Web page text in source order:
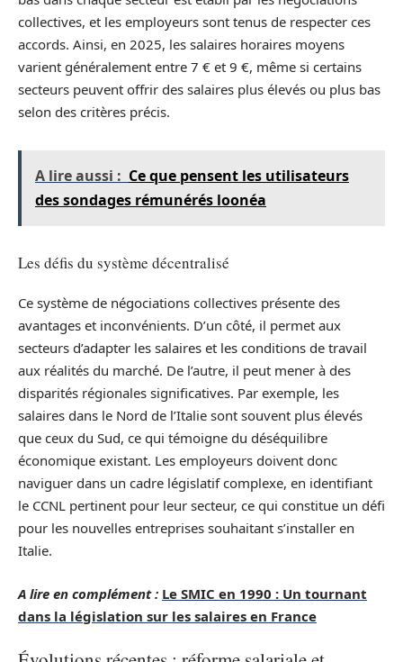
collectives, et les employeurs sont tenus de respecter ces
accords. Ainsi, en 2025, les salaires horaires moyens
varient généralement entre 7 € et 9 €, même si certains
secteurs peuvent offrir des salaires plus élevés ou plus bas
selon des critères précis.
A lire aussi : Ce que pensent les utilisateurs
des sondages rémunérés loonéa
Les défis du système décentralisé
Ce système de négociations collectives présente des
avantages et inconvénients. D’un côté, il permet aux
secteurs d’adapter les salaires et les conditions de travail
aux réalités du marché. De l’autre, il peut mener à des
disparités régionales significatives. Par exemple, les
salaires dans le Nord de l’Italie sont souvent plus élevés
que ceux du Sud, ce qui témoigne du déséquilibre
économique existant. Les employeurs doivent donc
naviguer dans un cadre législatif complexe, en identifiant
le CCNL pertinent pour leur secteur, ce qui constitue un défi
pour les nouvelles entreprises souhaitant s’installer en
Italie.
A lire en complément : Le SMIC en 1990 : Un tournant
dans la législation sur les salaires en France